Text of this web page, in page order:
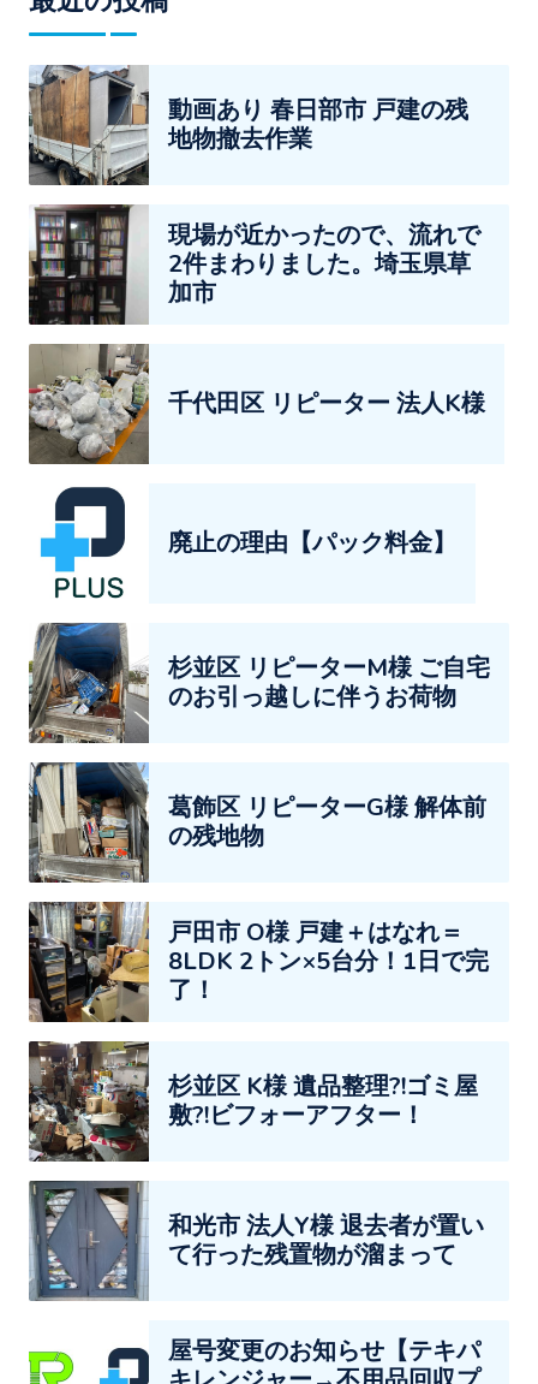
動画あり 春日部市 戸建の残
地物撤去作業
現場が近かったので、流れで
2件まわりました。埼玉県草
加市
千代田区 リピーター 法人K様
廃止の理由【パック料金】
杉並区 リピーターM様 ご自宅
のお引っ越しに伴うお荷物
葛飾区 リピーターG様 解体前
の残地物
戸田市 O様 戸建＋はなれ＝
8LDK 2トン×5台分！1日で完
了！
杉並区 K様 遺品整理?!ゴミ屋
敷?!ビフォーアフター！
和光市 法人Y様 退去者が置い
て行った残置物が溜まって
屋号変更のお知らせ【テキパ